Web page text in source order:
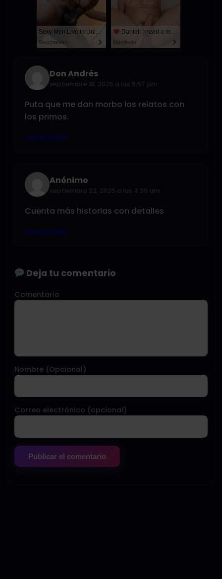
Sexy Men Live in United States
Sexchatters
Daniel: I need a man for a spicy night...
Manfinder
Don Andrés
septiembre 18, 2025 a las 6:57 pm
Puta que me dan morbo los relatos con
los primos.
Responder
Anónimo
septiembre 22, 2025 a las 4:36 am
Cuenta más historias con detalles
Responder
Deja tu comentario
Comentario
Nombre (Opcional)
Correo electrónico (opcional)